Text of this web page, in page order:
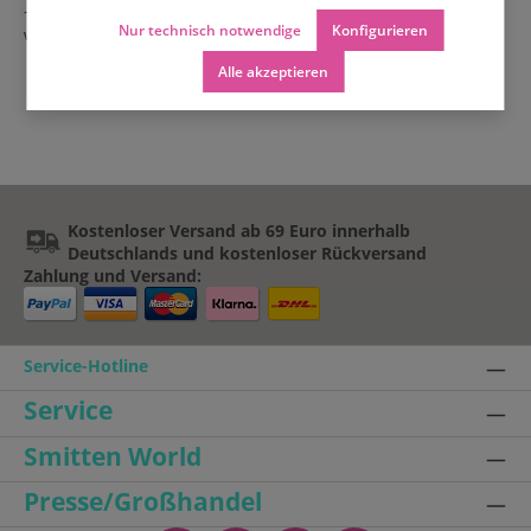
- Unisex Gürtel - kann von Frauen und Männer getragen
werden
Kostenloser Versand ab 69 Euro innerhalb
Deutschlands und kostenloser Rückversand
Zahlung und Versand:
Service-Hotline
Service
Smitten World
Presse/Großhandel
Nur technisch notwendige Konfigurieren
Alle akzeptieren